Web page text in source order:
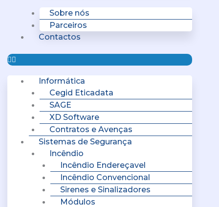
Sobre nós
Parceiros
Contactos
Informática
Cegid Eticadata
SAGE
XD Software
Contratos e Avenças
Sistemas de Segurança
Incêndio
Incêndio Endereçavel
Incêndio Convencional
Sirenes e Sinalizadores
Módulos